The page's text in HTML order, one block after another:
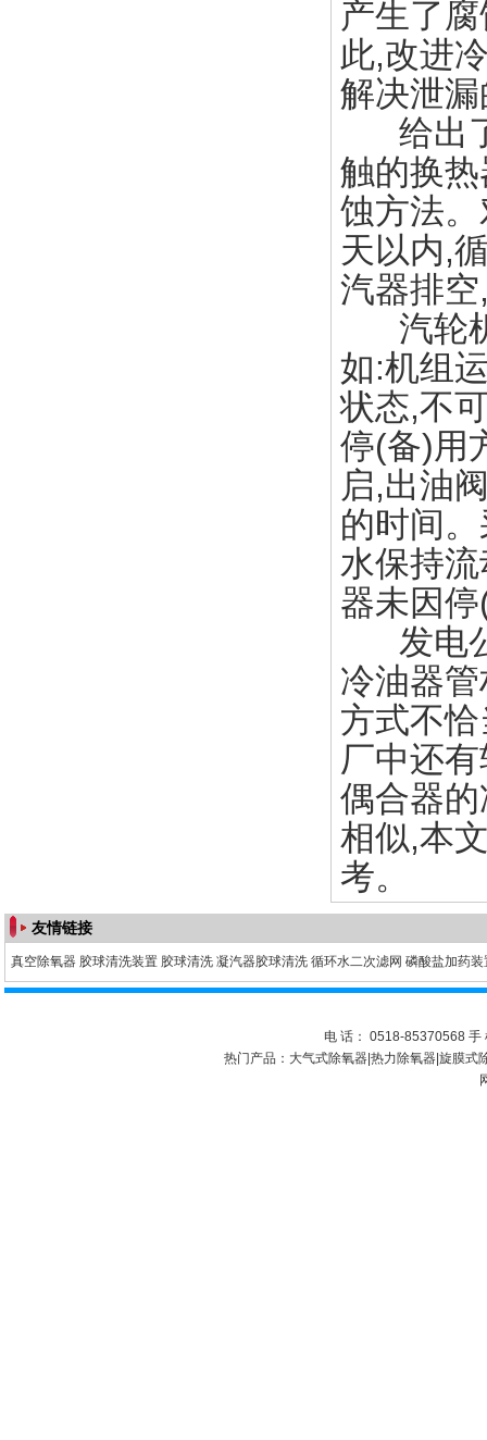
产生了
此,改进
解决泄
给出
触的换
蚀方法
天以内,
汽器排
汽轮机
如:机组
状态,不
停(备)用
启,出油
的时间
水保持
器未因
发电
冷油器
方式不
厂中还
偶合器
相似,本
考。
友情链接
真空除氧器 胶球清洗装置 胶球清洗 凝汽器胶球清洗 循环水二次滤网 磷酸盐加药装
电 话： 0518-85370568
热门产品： 大气式除氧器 热力除氧器 旋膜式